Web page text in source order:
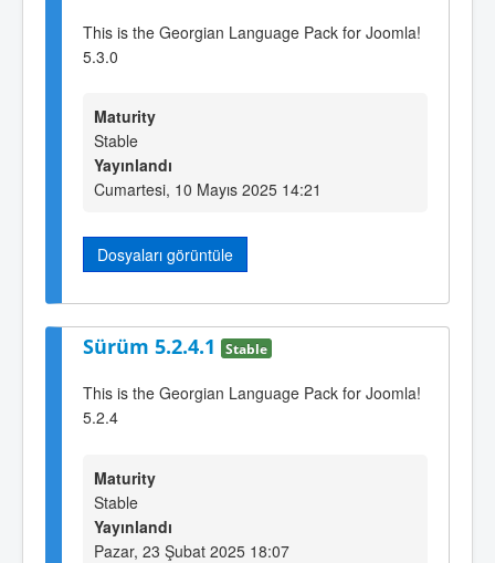
This is the Georgian Language Pack for Joomla!
5.3.0
Maturity
Stable
Yayınlandı
Cumartesi, 10 Mayıs 2025 14:21
Dosyaları görüntüle
Sürüm 5.2.4.1 Stable
This is the Georgian Language Pack for Joomla!
5.2.4
Maturity
Stable
Yayınlandı
Pazar, 23 Şubat 2025 18:07